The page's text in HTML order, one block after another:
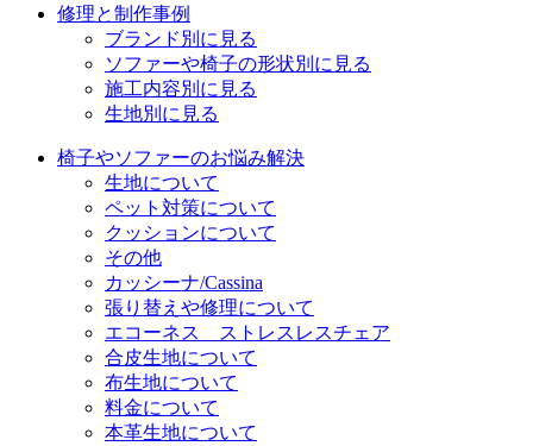
修理と制作事例
ブランド別に見る
ソファーや椅子の形状別に見る
施工内容別に見る
生地別に見る
椅子やソファーのお悩み解決
生地について
ペット対策について
クッションについて
その他
カッシーナ/Cassina
張り替えや修理について
エコーネス ストレスレスチェア
合皮生地について
布生地について
料金について
本革生地について